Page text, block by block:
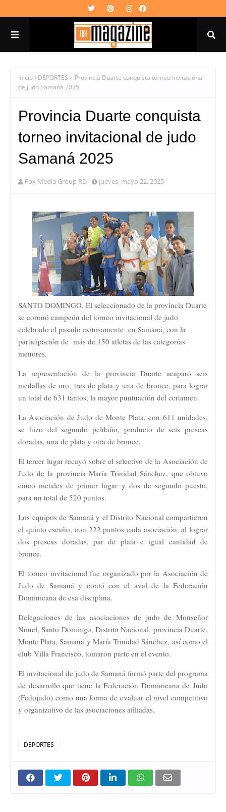
Inicio DEPORTES
Provincia Duarte conquista torneo invitacional
de judo Samaná 2025
Provincia Duarte conquista
torneo invitacional de judo
Samaná 2025
Fox Media Group RD jueves, mayo 22, 2025
SANTO DOMINGO. El seleccionado de la provincia Duarte
se coronó campeón del torneo invitacional de judo
celebrado el pasado exitosamente en Samaná, con la
participación de más de 150 atletas de las categorías
menores.
La representación de la provincia Duarte acaparó seis
medallas de oro, tres de plata y una de bronce, para lograr
un total de 631 tantos, la mayor puntuación del certamen.
La Asociación de Judo de Monte Plata, con 611 unidades,
se hizo del segundo peldaño, producto de seis preseas
doradas, una de plata y otra de bronce.
El tercer lugar recayó sobre el selectivo de la Asociación de
Judo de la provincia María Trinidad Sánchez, que obtuvo
cinco metales de primer lugar y dos de segundo puesto,
para un total de 520 puntos.
Los equipos de Samaná y el Distrito Nacional compartieron
el quinto escaño, con 222 puntos cada asociación, al lograr
dos preseas doradas, par de plata e igual cantidad de
bronce.
El torneo invitacional fue organizado por la Asociación de
Judo de Samaná y contó con el aval de la Federación
Dominicana de esa disciplina.
Delegaciones de las asociaciones de judo de Monseñor
Nouel, Santo Domingo, Distrito Nacional, provincia Duarte,
Monte Plata, Samaná y María Trinidad Sánchez, así como el
club Villa Francisco, tomaron parte en el evento.
El invitacional de judo de Samaná formó parte del programa
de desarrollo que tiene la Federación Dominicana de Judo
(Fedojudo) como una forma de evaluar el nivel competitivo
y organizativo de las asociaciones afiliadas.
DEPORTES